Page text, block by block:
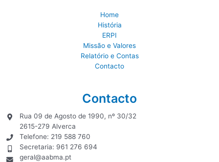
Home
História
ERPI
Missão e Valores
Relatório e Contas
Contacto
Contacto
Rua 09 de Agosto de 1990, nº 30/32
2615-279 Alverca
Telefone: 219 588 760
Secretaria: 961 276 694
geral@aabma.pt